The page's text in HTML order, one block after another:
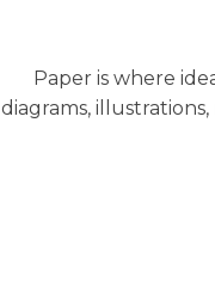
Paper is where
diagrams,